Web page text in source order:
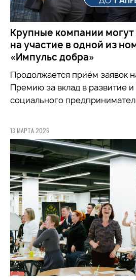
Крупные компании могут
на участие в одной из
«Импульс добра»
Продолжается приём заявок
Премию за вклад в развитие
социального
13 МАРТА 2026